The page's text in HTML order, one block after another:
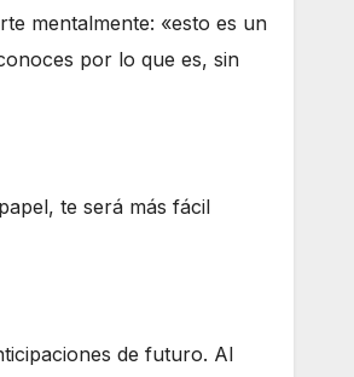
mentalmente: «esto es un
por lo que es, sin
te será más fácil
de futuro. Al